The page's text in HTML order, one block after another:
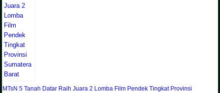
MTsN 5 Tanah Datar Raih Juara 2 Lomba Film Pendek Tingkat Provinsi